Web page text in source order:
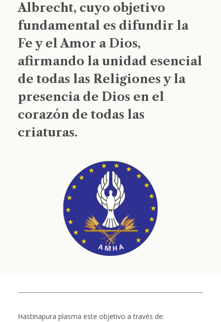
Albrecht, cuyo objetivo
fundamental es difundir la
Fe y el Amor a Dios,
afirmando la unidad esencial
de todas las Religiones y la
presencia de Dios en el
corazón de todas las
criaturas.
Hastinapura plasma este objetivo a través de: